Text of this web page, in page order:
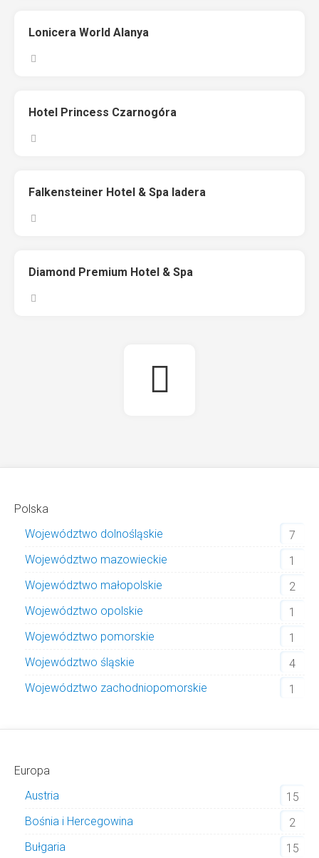
Lonicera World Alanya
Hotel Princess Czarnogóra
Falkensteiner Hotel & Spa Iadera
Diamond Premium Hotel & Spa
Polska
Województwo dolnośląskie
7
Województwo mazowieckie
1
Województwo małopolskie
2
Województwo opolskie
1
Województwo pomorskie
1
Województwo śląskie
4
Województwo zachodniopomorskie
1
Europa
Austria
15
Bośnia i Hercegowina
2
Bułgaria
15